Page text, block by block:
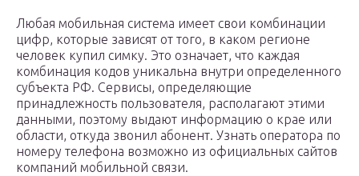
Любая мобильная система имеет свои комбинации
цифр, которые зависят от того, в каком регионе
человек купил симку. Это означает, что каждая
комбинация кодов уникальна внутри определенного
субъекта РФ. Сервисы, определяющие
принадлежность пользователя, располагают этими
данными, поэтому выдают информацию о крае или
области, откуда звонил абонент. Узнать оператора по
номеру телефона возможно из официальных сайтов
компаний мобильной связи.